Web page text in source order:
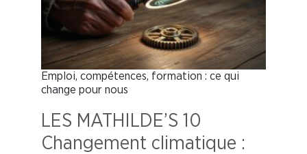
Emploi, compétences, formation : ce qui
change pour nous
LES MATHILDE’S 10
Changement climatique :